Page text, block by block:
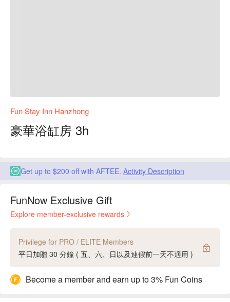
Fun Stay Inn Hanzhong
豪華浴缸房 3h
Get up to $200 off with AFTEE. Activity Description
FunNow Exclusive Gift
Explore member-exclusive rewards
Privilege for PRO / ELITE Members
平日加贈 30 分鐘 ( 五、六、日以及連假前一天不適用 )
Become a member and earn up to 3% Fun Coins